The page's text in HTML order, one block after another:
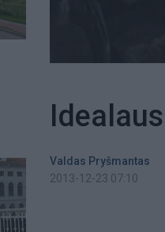
Valdas Pryšmantas
2013-12-23 07:10